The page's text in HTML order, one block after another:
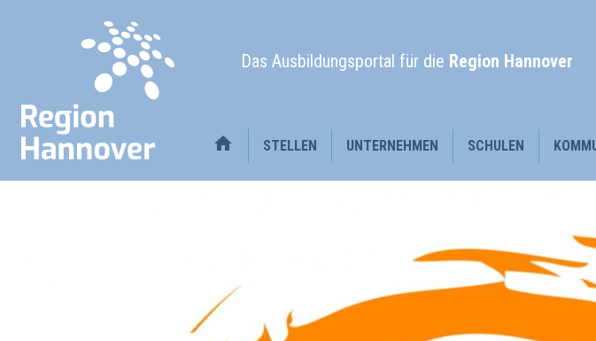
Das Ausbildungsportal für die Region Hannover
STELLEN UNTERNEHMEN SCHULEN